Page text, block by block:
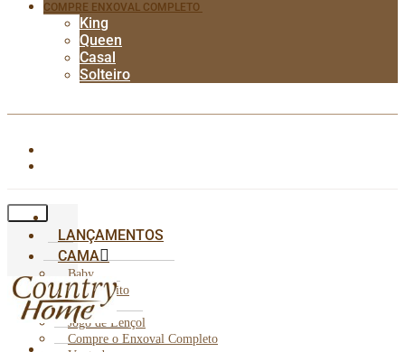
COMPRE ENXOVAL COMPLETO
King
Queen
Casal
Solteiro
LANÇAMENTOS
CAMA
Baby
Cobre Leito
Edredom
Jogo de Lençol
Compre o Enxoval Completo